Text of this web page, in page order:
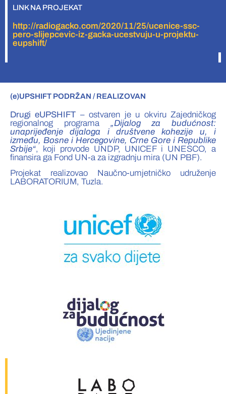
LINK NA PROJEKAT
http://radiogacko.com/2020/11/25/ucenice-ssc-
pero-slijepcevic-iz-gacka-ucestvuju-u-projektu-
eupshift/
(e)UPSHIFT PODRŽAN / REALIZOVAN
Drugi eUPSHIFT – ostvaren je u okviru Zajedničkog
regionalnog programa „Dijalog za budućnost:
unaprijeđenje dijaloga i društvene kohezije u, i
između, Bosne i Hercegovine, Crne Gore i Republike
Srbije“, koji provode UNDP, UNICEF i UNESCO, a
finansira ga Fond UN-a za izgradnju mira (UN PBF).
Projekat realizovao Naučno-umjetničko udruženje
LABORATORIUM, Tuzla.